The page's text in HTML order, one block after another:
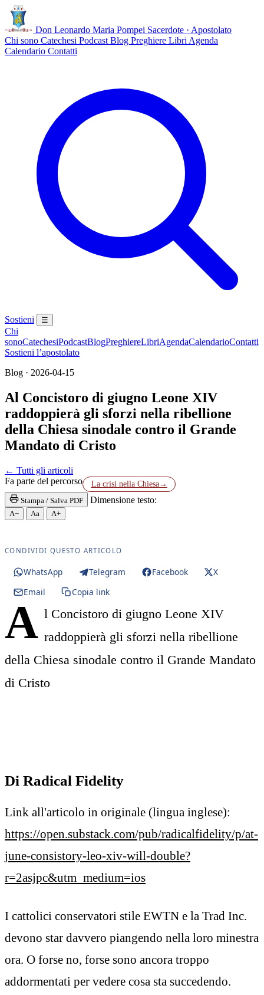
Don Leonardo Maria Pompei Sacerdote · Apostolato
Chi sono Catechesi Podcast Blog Preghiere Libri Agenda
Calendario Contatti
Sostieni ☰
Chi
sonoCatechesiPodcastBlogPreghiereLibriAgendaCalendarioContatti
Sostieni l’apostolato
Blog · 2026-04-15
Al Concistoro di giugno Leone XIV
raddoppierà gli sforzi nella ribellione
della Chiesa sinodale contro il Grande
Mandato di Cristo
← Tutti gli articoli
Fa parte del percorso
La crisi nella Chiesa→
Stampa / Salva PDF
Dimensione testo:
A− Aa A+
CONDIVIDI QUESTO ARTICOLO
WhatsApp Telegram Facebook
X
Email
Copia link
A l Concistoro di giugno Leone XIV
raddoppierà gli sforzi nella ribellione
della Chiesa sinodale contro il Grande Mandato
di Cristo
Di Radical Fidelity
Link all'articolo in originale (lingua inglese):
https://open.substack.com/pub/radicalfidelity/p/at-
june-consistory-leo-xiv-will-double?
r=2asjpc&utm_medium=ios
I cattolici conservatori stile EWTN e la Trad Inc.
devono star davvero piangendo nella loro minestra
ora. O forse no, forse sono ancora troppo
addormentati per vedere cosa sta succedendo.